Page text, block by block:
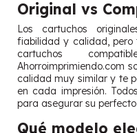
Original vs
Los cartuchos
fiabilidad y calidad, pero
cartuchos
Ahorroimprimiendo.com
calidad muy similar y te
en cada impresión.
para asegurar su
Qué modelo